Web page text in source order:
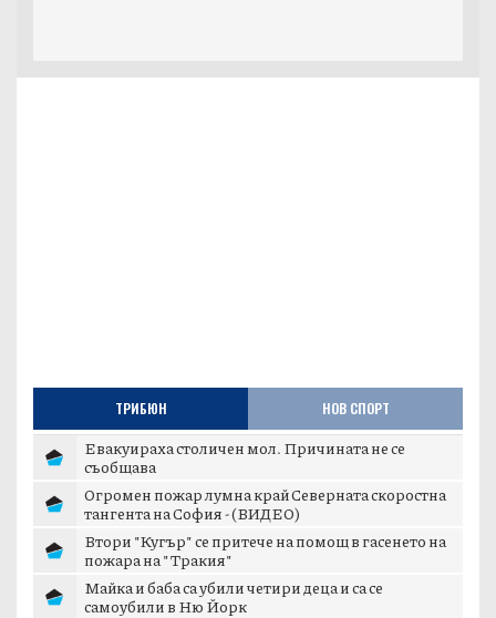
ТРИБЮН НОВ СПОРТ
Евакуираха столичен мол. Причината не се
съобщава
Огромен пожар лумна край Северната скоростна
тангента на София - (ВИДЕО)
Втори "Кугър" се притече на помощ в гасенето на
пожара на "Тракия"
Майка и баба са убили четири деца и са се
самоубили в Ню Йорк